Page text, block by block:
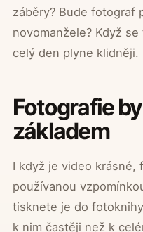
záběry? Bude fotograf
novomanžele? Když
celý den plyne klidněji.
Fotografie
základem
I když je video krásné,
používanou
tisknete je do
k nim častěji než k